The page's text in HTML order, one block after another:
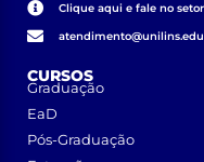
Clique aqui e fale no
CURSOS
Graduação
EaD
Pós-Graduação